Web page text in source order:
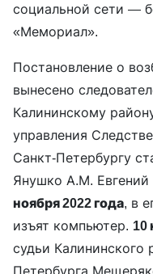
социальной сети —
«Мемориал».
Постановление о
вынесено
Калининскому
управления
Санкт-Петербургу
Янушко А.М.
ноября 2022 года, в
изъят компьютер. 10
судьи Калининского
Петербурга